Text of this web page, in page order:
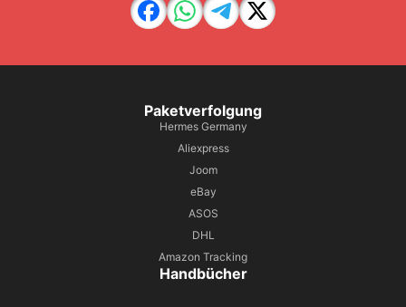
Paketverfolgung
Hermes Germany
Aliexpress
Joom
eBay
ASOS
DHL
Amazon Tracking
Handbücher